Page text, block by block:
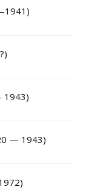
1943)
— 1943)